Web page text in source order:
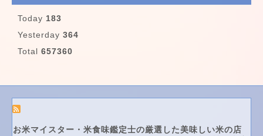
Today 183
Yesterday 364
Total 657360
お米マイスター・米食味鑑定士の厳選した美味しい米の店